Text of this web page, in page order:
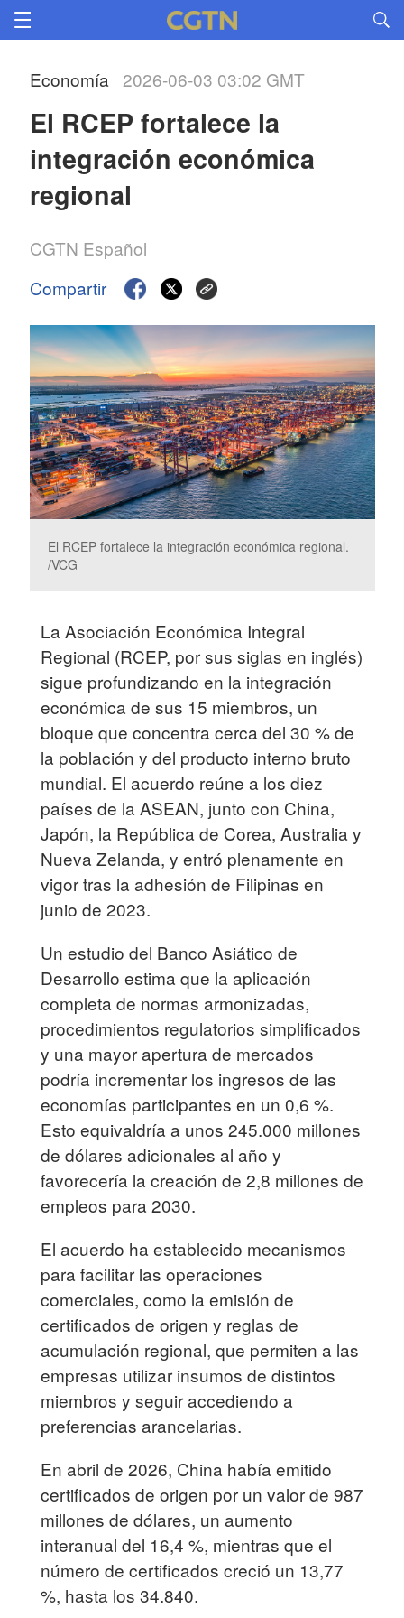
Economía 2026-06-03 03:02 GMT
El RCEP fortalece la
integración económica
regional
CGTN Español
Compartir
El RCEP fortalece la integración económica regional.
/VCG
La Asociación Económica Integral
Regional (RCEP, por sus siglas en inglés)
sigue profundizando en la integración
económica de sus 15 miembros, un
bloque que concentra cerca del 30 % de
la población y del producto interno bruto
mundial. El acuerdo reúne a los diez
países de la ASEAN, junto con China,
Japón, la República de Corea, Australia y
Nueva Zelanda, y entró plenamente en
vigor tras la adhesión de Filipinas en
junio de 2023.
Un estudio del Banco Asiático de
Desarrollo estima que la aplicación
completa de normas armonizadas,
procedimientos regulatorios simplificados
y una mayor apertura de mercados
podría incrementar los ingresos de las
economías participantes en un 0,6 %.
Esto equivaldría a unos 245.000 millones
de dólares adicionales al año y
favorecería la creación de 2,8 millones de
empleos para 2030.
El acuerdo ha establecido mecanismos
para facilitar las operaciones
comerciales, como la emisión de
certificados de origen y reglas de
acumulación regional, que permiten a las
empresas utilizar insumos de distintos
miembros y seguir accediendo a
preferencias arancelarias.
En abril de 2026, China había emitido
certificados de origen por un valor de 987
millones de dólares, un aumento
interanual del 16,4 %, mientras que el
número de certificados creció un 13,77
%, hasta los 34.840.